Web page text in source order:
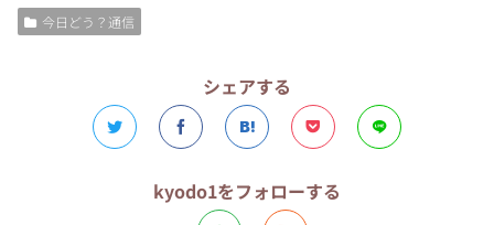
今日どう？通信
シェアする
kyodo1をフォローする